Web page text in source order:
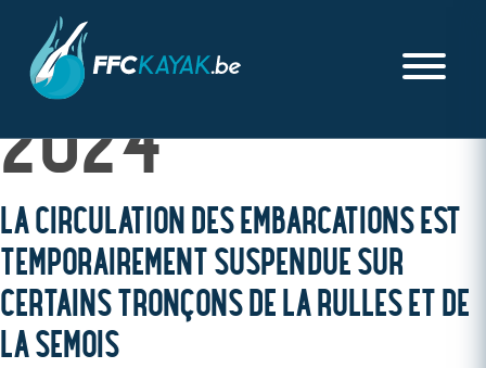
MOIS :FÉVRIER
2024
LA CIRCULATION DES EMBARCATIONS EST
TEMPORAIREMENT SUSPENDUE SUR
CERTAINS TRONÇONS DE LA RULLES ET DE
LA SEMOIS